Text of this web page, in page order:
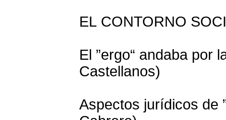
EL CONTORNO
El ”ergo“ andaba por
Castellanos)
Aspectos jurídicos de